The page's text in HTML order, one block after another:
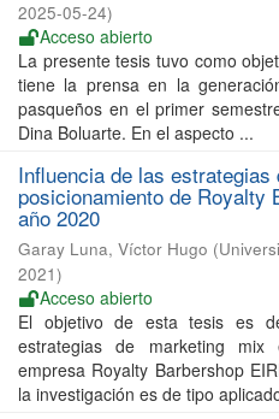
2025-05-24)
Acceso abierto
La presente tesis tuvo como
tiene la prensa en la
pasqueños en el primer
Dina Boluarte. En el aspecto ...
Influencia de las
posicionamiento de Royalty
año 2020
Garay Luna, Víctor Hugo (
2021)
Acceso abierto
El objetivo de esta tesis es
estrategias de marketing
empresa Royalty Barbershop
la investigación es de tipo